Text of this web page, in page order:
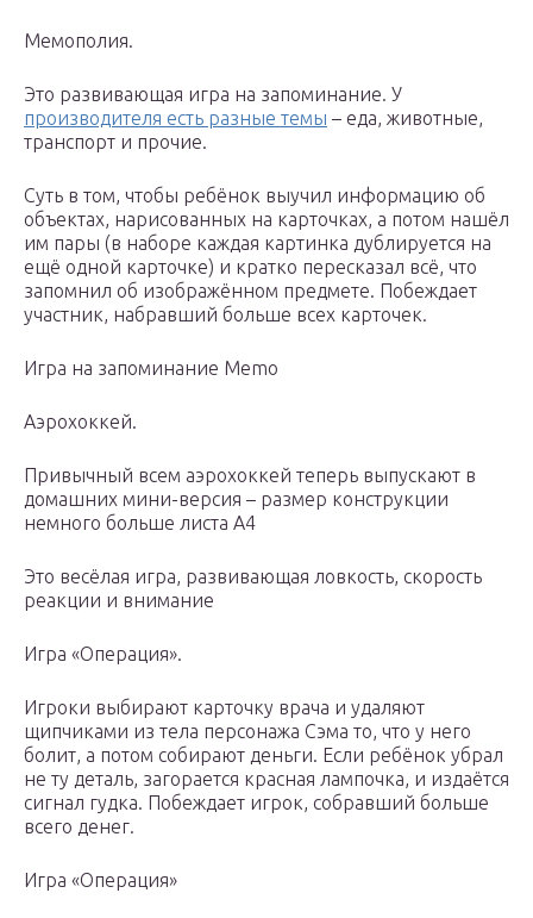
Мемополия.
Это развивающая игра на запоминание. У
производителя есть разные темы – еда, животные,
транспорт и прочие.
Суть в том, чтобы ребёнок выучил информацию об
объектах, нарисованных на карточках, а потом нашёл
им пары (в наборе каждая картинка дублируется на
ещё одной карточке) и кратко пересказал всё, что
запомнил об изображённом предмете. Побеждает
участник, набравший больше всех карточек.
Игра на запоминание Memo
Аэрохоккей.
Привычный всем аэрохоккей теперь выпускают в
домашних мини-версия – размер конструкции
немного больше листа А4
Это весёлая игра, развивающая ловкость, скорость
реакции и внимание
Игра «Операция».
Игроки выбирают карточку врача и удаляют
щипчиками из тела персонажа Сэма то, что у него
болит, а потом собирают деньги. Если ребёнок убрал
не ту деталь, загорается красная лампочка, и издаётся
сигнал гудка. Побеждает игрок, собравший больше
всего денег.
Игра «Операция»